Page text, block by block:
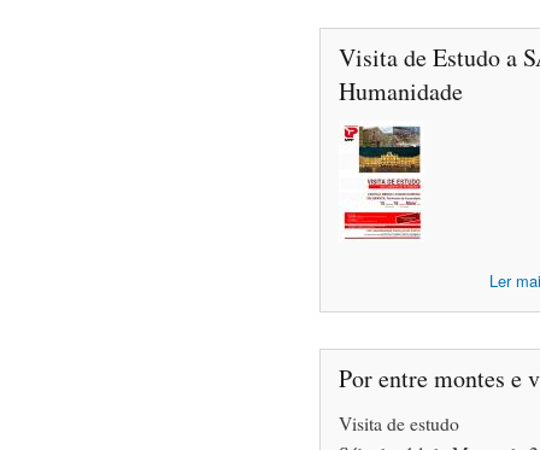
Visita de Estudo a
Humanidade
Ler
Por entre montes e
Visita de estudo